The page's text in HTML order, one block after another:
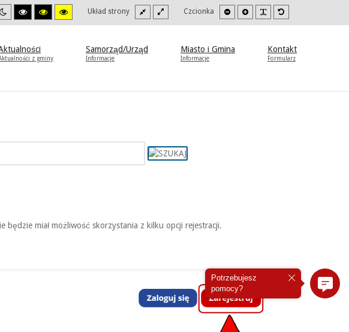
Tryb
nocny
Wysoki
kontrast
tryb
Wysoki
kontrast
tryb
Wysoki
kontrast
tryb
Układ strony
Szeroki
szablon
Stały
szablon
Czcionka
Mniejsza
czcionka
Zwiększona
czcionka
z gminy
Samorząd/Urząd
Informacje
Miasto i Gmina
Informacje
Kontakt
Formularz
będzie miał możliwość skorzystania z kilku opcji rejestracji.
Potrzebujesz
pomocy?